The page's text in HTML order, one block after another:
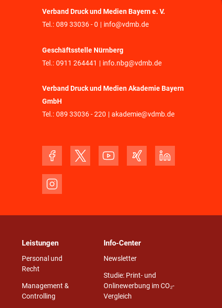
Verband Druck und Medien Bayern e. V.
Tel.: 089 33036 - 0 | info@vdmb.de
Geschäftsstelle Nürnberg
Tel.: 0911 264441 | info.nbg@vdmb.de
Verband Druck und Medien Akademie Bayern
GmbH
Tel.: 089 33036 - 220 | akademie@vdmb.de
Leistungen
Personal und
Recht
Management &
Controlling
Info-Center
Newsletter
Studie: Print- und
Onlinewerbung im CO₂-
Vergleich